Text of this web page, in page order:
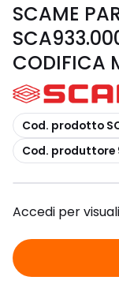
SCAME
CODIFICA
copia
Cod. prodotto
copia
Cod. produttore
Accedi per